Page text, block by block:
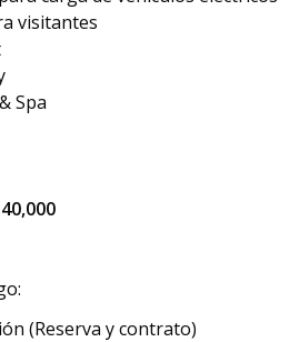
visitantes
Spa
(Reserva y contrato)